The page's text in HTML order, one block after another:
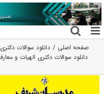
رفتن
به
محتوا
صفحه اصلی
دانلود سوالات دکتری 92